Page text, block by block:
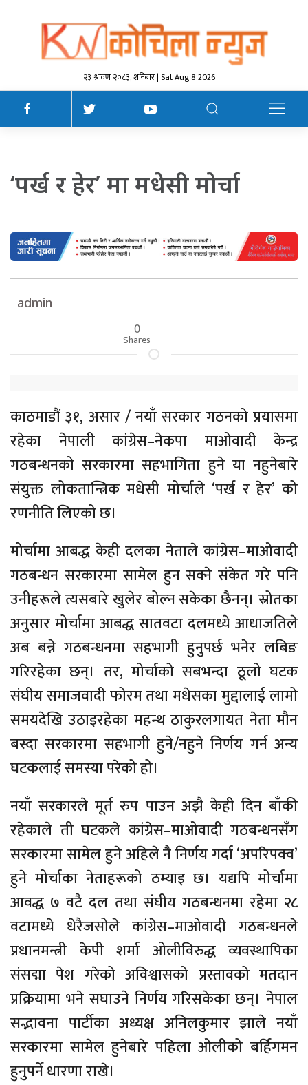
२३ श्रावण २०८३, शनिबार | Sat Aug 8 2026
‘पर्ख र हेर’ मा मधेसी मोर्चा
admin
0
Shares
काठमाडौं ३१, असार / नयाँ सरकार गठनको प्रयासमा
रहेका नेपाली कांग्रेस–नेकपा माओवादी केन्द्र
गठबन्धनको सरकारमा सहभागिता हुने या नहुनेबारे
संयुक्त लोकतान्त्रिक मधेसी मोर्चाले ‘पर्ख र हेर’ को
रणनीति लिएको छ।
मोर्चामा आबद्ध केही दलका नेताले कांग्रेस–माओवादी
गठबन्धन सरकारमा सामेल हुन सक्ने संकेत गरे पनि
उनीहरूले त्यसबारे खुलेर बोल्न सकेका छैनन्। स्रोतका
अनुसार मोर्चामा आबद्ध सातवटा दलमध्ये आधाजतिले
अब बन्ने गठबन्धनमा सहभागी हुनुपर्छ भनेर लबिङ
गरिरहेका छन्। तर, मोर्चाको सबभन्दा ठूलो घटक
संघीय समाजवादी फोरम तथा मधेसका मुद्दालाई लामो
समयदेखि उठाइरहेका महन्थ ठाकुरलगायत नेता मौन
बस्दा सरकारमा सहभागी हुने/नहुने निर्णय गर्न अन्य
घटकलाई समस्या परेको हो।
नयाँ सरकारले मूर्त रुप पाउन अझै केही दिन बाँकी
रहेकाले ती घटकले कांग्रेस–माओवादी गठबन्धनसँग
सरकारमा सामेल हुने अहिले नै निर्णय गर्दा ‘अपरिपक्व’
हुने मोर्चाका नेताहरूको ठम्याइ छ। यद्यपि मोर्चामा
आवद्ध ७ वटै दल तथा संघीय गठबन्धनमा रहेमा २८
वटामध्ये धेरैजसोले कांग्रेस–माओवादी गठबन्धनले
प्रधानमन्त्री केपी शर्मा ओलीविरुद्ध व्यवस्थापिका
संसद्मा पेश गरेको अविश्वासको प्रस्तावको मतदान
प्रक्रियामा भने सघाउने निर्णय गरिसकेका छन्। नेपाल
सद्भावना पार्टीका अध्यक्ष अनिलकुमार झाले नयाँ
सरकारमा सामेल हुनेबारे पहिला ओलीको बर्हिगमन
हुनुपर्ने धारणा राखे।